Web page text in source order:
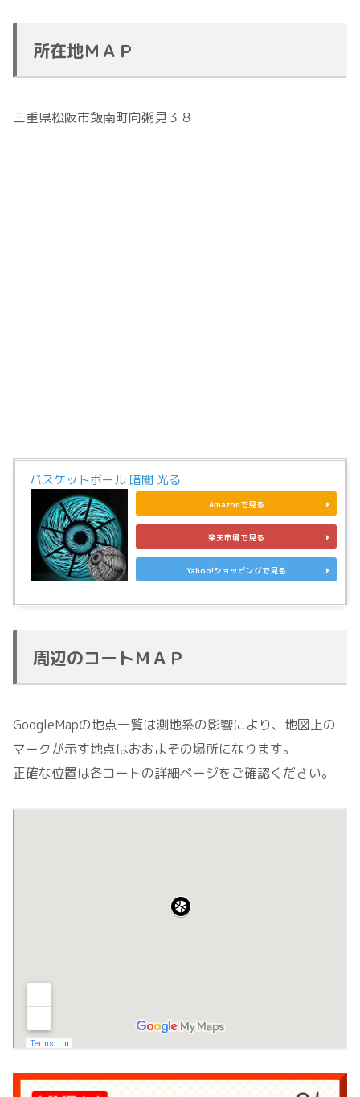
所在地ＭＡＰ
三重県松阪市飯南町向粥見３８
バスケットボール 暗闇 光る
Amazonで見る
楽天市場で見る
Yahoo!ショッピングで見る
周辺のコートＭＡＰ
GoogleMapの地点一覧は測地系の影響により、地図上の
マークが示す地点はおおよその場所になります。
正確な位置は各コートの詳細ページをご確認ください。